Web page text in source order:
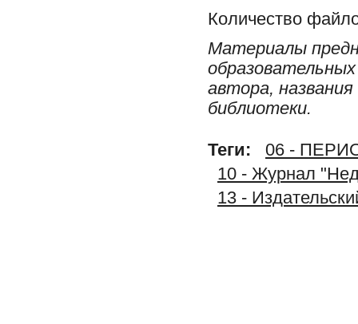
Количество
Материалы
автора,
библиотеки.
Теги:
06 -
10 - Журнал
13 -